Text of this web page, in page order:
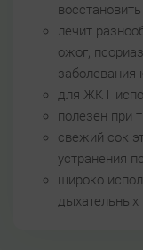
лечит
ожог,
заболевания
для ЖКТ
полезен при
свежий сок
устранения
широко
дыхательных